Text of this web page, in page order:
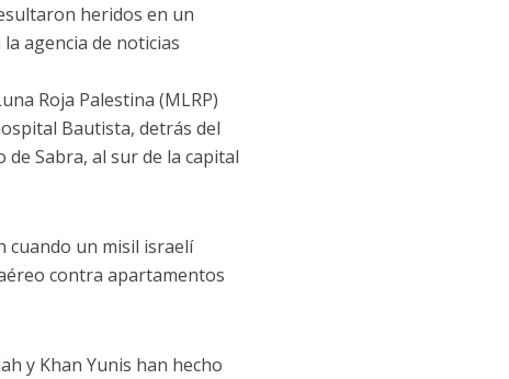
heridos en un
agencia de noticias
Roja Palestina (MLRP)
Bautista, detrás del
Sabra, al sur de la capital
cuando un misil israelí
contra apartamentos
y Khan Yunis han hecho